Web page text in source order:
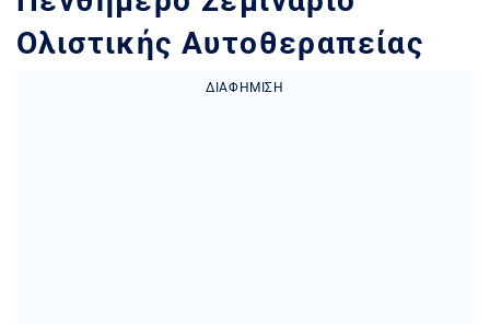
Ολιστικής Αυτοθεραπείας
ΔΙΑΦΉΜΙΣΗ